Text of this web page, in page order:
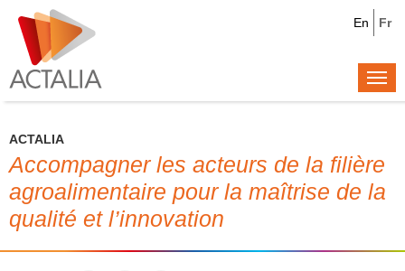
Fr
En
ACTALIA
Accompagner les acteurs de la filière
agroalimentaire pour la maîtrise de la
qualité et l’innovation